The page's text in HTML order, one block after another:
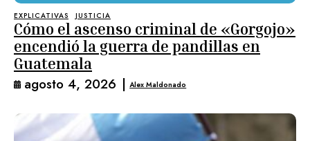
EXPLICATIVAS JUSTICIA
Cómo el ascenso criminal de «Gorgojo»
encendió la guerra de pandillas en
Guatemala
agosto 4, 2026 | Alex Maldonado